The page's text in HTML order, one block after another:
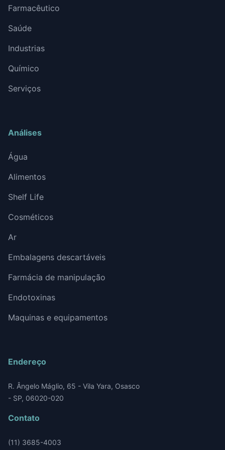
Farmacêutico
Saúde
Industrias
Químico
Serviços
Análises
Água
Alimentos
Shelf Life
Cosméticos
Ar
Embalagens descartáveis
Farmácia de manipulação
Endotoxinas
Maquinas e equipamentos
Endereço
R. Ângelo Máglio, 65 - Vila Yara, Osasco
- SP, 06020-020
Contato
(11) 3685-4003